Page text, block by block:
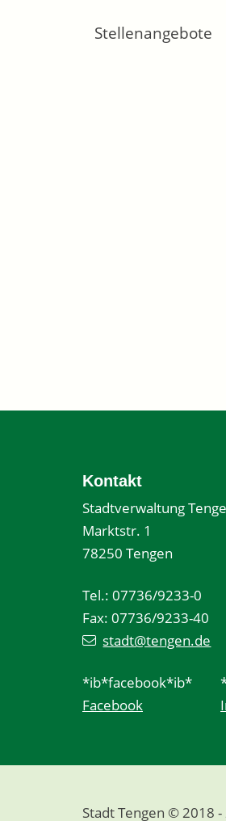
Stellenangebote
Kontakt
Stadtverwaltung
Marktstr. 1
78250 Tengen
Tel.: 07736/9233-0
Fax: 07736/9233-40
stadt@tengen.de
*ib*facebook*ib*
Facebook
Stadt Tengen © 2018 -